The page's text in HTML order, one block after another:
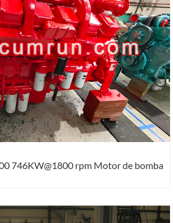
746KW@1800 rpm Motor de bomba